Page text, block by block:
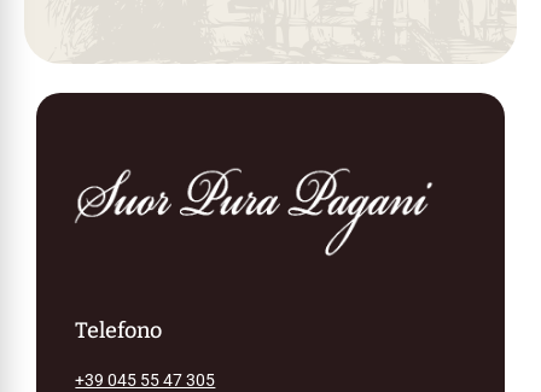
Telefono
+39 045 55 47 305